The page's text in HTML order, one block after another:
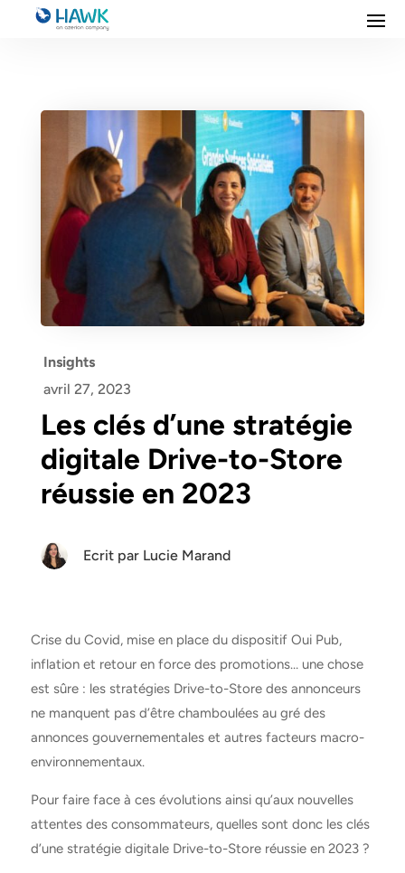
Insights
avril 27, 2023
Les clés d’une stratégie
digitale Drive-to-Store
réussie en 2023
Ecrit par Lucie Marand
Crise du Covid, mise en place du dispositif Oui Pub,
inflation et retour en force des promotions… une chose
est sûre : les stratégies Drive-to-Store des annonceurs
ne manquent pas d’être chamboulées au gré des
annonces gouvernementales et autres facteurs macro-
environnementaux.
Pour faire face à ces évolutions ainsi qu’aux nouvelles
attentes des consommateurs, quelles sont donc les clés
d’une stratégie digitale Drive-to-Store réussie en 2023 ?